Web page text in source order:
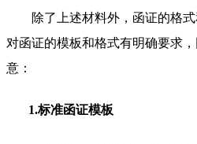
除了上述材料外，函证的格
对函证的模板和格式有明确要求
意：
1.标准函证模板